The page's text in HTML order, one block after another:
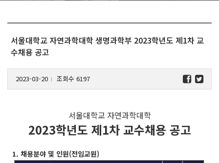
서울대학교 자연과학대학 생명과학부 2023학년도 제1차 교
수채용 공고
2023-03-20 l 조회수 6197
서울대학교 자연과학대학
2023학년도 제1차 교수채용 공고
1. 채용분야 및 인원(전임교원)